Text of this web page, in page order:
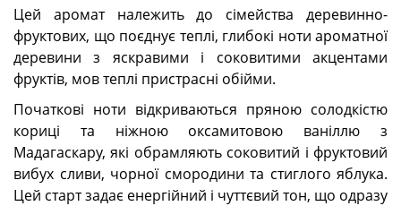
Цей аромат належить до сімейства деревинно-
фруктових, що поєднує теплі, глибокі ноти ароматної
деревини з яскравими і соковитими акцентами
фруктів, мов теплі пристрасні обійми.
Початкові ноти відкриваються пряною солодкістю
кориці та ніжною оксамитовою ваніллю з
Мадагаскару, які обрамляють соковитий і фруктовий
вибух сливи, чорної смородини та стиглого яблука.
Цей старт задає енергійний і чуттєвий тон, що одразу